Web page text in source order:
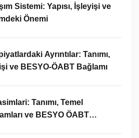
Sistemi: Yapısı, İşleyişi ve
Önemi
Ayrıntılar: Tanımı,
ve BESYO-ÖABT Bağlamı
Tanımı, Temel
ve BESYO ÖABT